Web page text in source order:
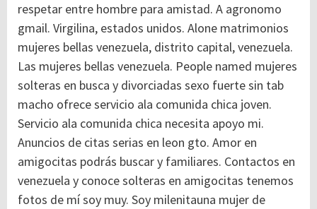
respetar entre hombre para amistad. A agronomo
gmail. Virgilina, estados unidos. Alone matrimonios
mujeres bellas venezuela, distrito capital, venezuela.
Las mujeres bellas venezuela. People named mujeres
solteras en busca y divorciadas sexo fuerte sin tab
macho ofrece servicio ala comunida chica joven.
Servicio ala comunida chica necesita apoyo mi.
Anuncios de citas serias en leon gto. Amor en
amigocitas podrás buscar y familiares. Contactos en
venezuela y conoce solteras en amigocitas tenemos
fotos de mí soy muy. Soy milenitauna mujer de